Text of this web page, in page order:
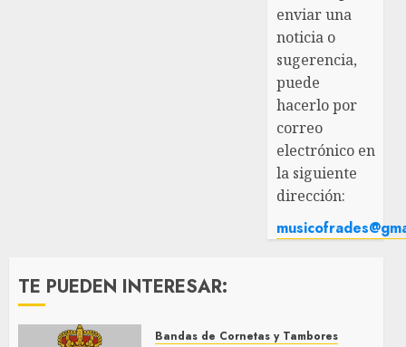
enviar una
noticia o
sugerencia,
puede
hacerlo por
correo
electrónico en
la siguiente
dirección:
TE PUEDEN INTERESAR:
Bandas de Cornetas y Tambores
Entra y sigue a nuestro canal de WhatsApp: